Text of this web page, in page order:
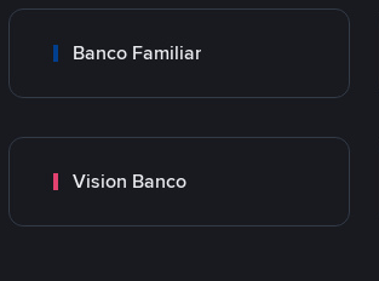
Banco Familiar
Vision Banco